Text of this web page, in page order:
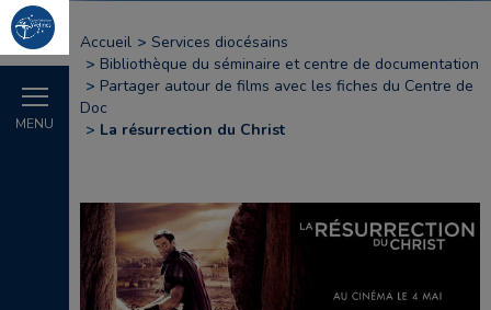
MENU
Accueil
Services diocésains
Bibliothèque du séminaire et centre de documentation
Partager autour de films avec les fiches du Centre de
Doc
La résurrection du Christ